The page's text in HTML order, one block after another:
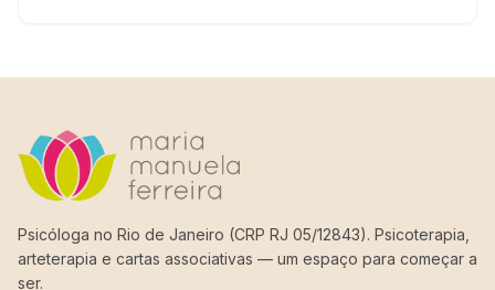
Psicóloga no Rio de Janeiro (CRP RJ 05/12843). Psicoterapia,
arteterapia e cartas associativas — um espaço para começar a
ser.